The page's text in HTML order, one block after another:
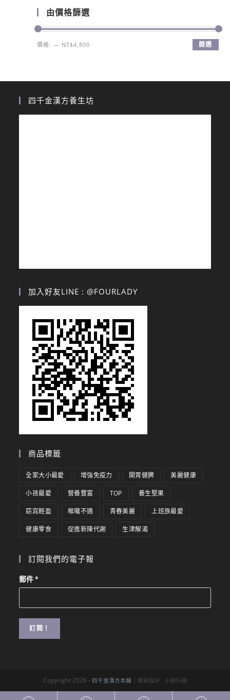
由價格篩選
篩選
價格:— NT$4,800
四千金漢方養生坊
加入好友LINE : @FOURLADY
商品標籤
全家大小最愛 增強免疫力 開胃健脾 美麗健康
小孩最愛 營養豐富 TOP 養生堅果
窈窕輕盈 喉嚨不適 青春美麗 上班族最愛
健康零食 促進新陳代謝 生津解渴
訂閱我們的電子報
郵件*
Copyright 2026 - 四千金漢方本舖 | 網頁設計 : 小訣行銷